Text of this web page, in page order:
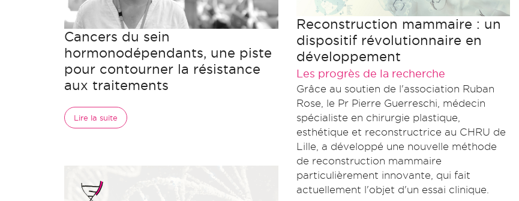
Cancers du sein
hormonodépendants, une piste
pour contourner la résistance
aux traitements
Lire la suite
Reconstruction mammaire : un
dispositif révolutionnaire en
développement
Les progrès de la recherche
Grâce au soutien de l'association Ruban
Rose, le Pr Pierre Guerreschi, médecin
spécialiste en chirurgie plastique,
esthétique et reconstructrice au CHRU de
Lille, a développé une nouvelle méthode
de reconstruction mammaire
particulièrement innovante, qui fait
actuellement l'objet d'un essai clinique.